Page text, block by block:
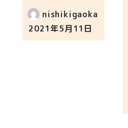
nishikigaoka
投稿日
2021年5月11日